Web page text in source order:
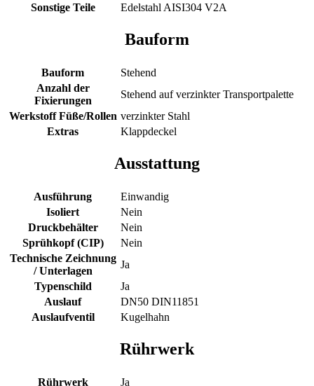
Sonstige Teile
Edelstahl AISI304 V2A
Bauform
Bauform
Stehend
Anzahl der
Fixierungen
Stehend auf verzinkter Transportpalette
Werkstoff Füße/Rollen verzinkter Stahl
Extras
Klappdeckel
Ausstattung
Ausführung
Einwandig
Isoliert
Nein
Druckbehälter
Nein
Sprühkopf (CIP)
Nein
Technische Zeichnung
/ Unterlagen
Ja
Typenschild
Ja
Auslauf
DN50 DIN11851
Auslaufventil
Kugelhahn
Rührwerk
Rührwerk
Ja